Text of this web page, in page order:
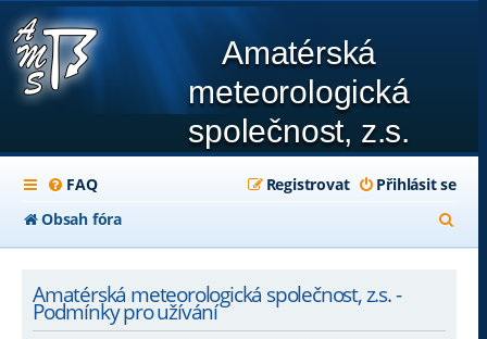
Amatérská
meteorologická
společnost, z.s.
FAQ Přihlásit se
Registrovat
Obsah fóra
l
Amatérská meteorologická společnost, z.s. -
Podmínky pro užívání